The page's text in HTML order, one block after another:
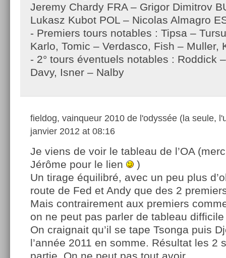
Jeremy Chardy FRA – Grigor Dimitrov
Lukasz Kubot POL – Nicolas Almagro
- Premiers tours notables : Tipsa –
Karlo, Tomic – Verdasco, Fish – Muller,
- 2° tours éventuels notables : Roddick
Davy, Isner – Nalby
fieldog, vainqueur 2010 de l'odyssée (la seule,
janvier 2012 at 08:16
Je viens de voir le tableau de l’OA
Jérôme pour le lien
)
Un tirage équilibré, avec un peu plus
route de Fed et Andy que des 2
Mais contrairement aux premiers
on ne peut pas parler de tableau
On craignait qu’il se tape Tsonga puis
l’année 2011 en somme. Résultat les 2